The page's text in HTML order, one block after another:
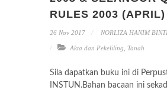
RULES 2003 (APRIL)
26 Nov 2017 NORLIZA HANIM
Akta dan Pekeliling Tanah
Sila dapatkan buku ini di
INSTUN.Bahan bacaan ini